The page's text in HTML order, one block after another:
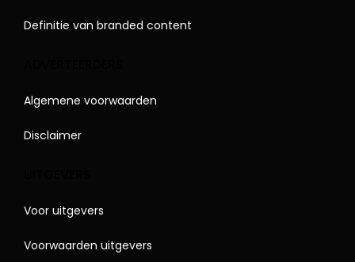
Definitie van branded content
Algemene voorwaarden
Disclaimer
Voor uitgevers
Voorwaarden uitgevers